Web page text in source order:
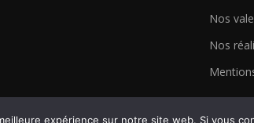
Nos
Nos
expérience sur notre site web. Si vous